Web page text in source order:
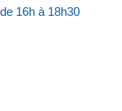
16h à 18h30